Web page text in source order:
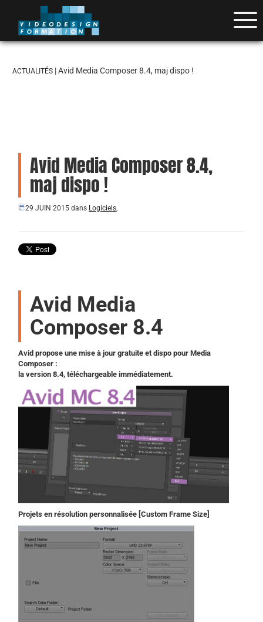
ACTUALITÉS | Avid Media Composer 8.4, maj dispo !
Avid Media Composer 8.4,
maj dispo !
29 JUIN 2015 dans Logiciels,
Avid Media
Composer 8.4
Avid propose une mise à jour gratuite et dispo pour Media
Composer :
la version 8.4, téléchargeable immédiatement.
Projets en résolution personnalisée [Custom Frame Size]